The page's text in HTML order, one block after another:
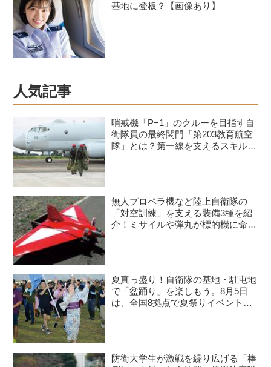
基地に登板？【画像あり】
人気記事
哨戒機「P−1」のクルーを目指す自
衛隊員の最終関門「第203教育航空
隊」とは？第一線を支えるスキルを
無人プロペラ機など陸上自衛隊の
「対空訓練」を支える装備3種を紹
介！ミサイルや弾丸が標的機に命中
夏真っ盛り！自衛隊の基地・駐屯地
で「盆踊り」を楽しもう。8月5日
は、全国8拠点で夏祭りイベントが
防衛大学生が激戦を繰り広げる「棒